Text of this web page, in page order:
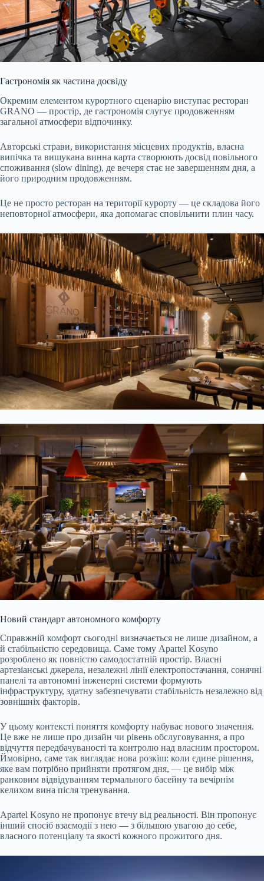
Гастрономія як частина досвіду
Окремим елементом курортного сценарію виступає ресторан
GRANO — простір, де гастрономія слугує продовженням
загальної атмосфери відпочинку.
Авторські страви, використання місцевих продуктів, власна
випічка та вишукана винна карта створюють досвід повільного
споживання (slow dining), де вечеря стає не завершенням дня, а
його природним продовженням.
Це не просто ресторан на території курорту — це складова його
неповторної атмосфери, яка допомагає сповільнити плин часу.
Новий стандарт автономного комфорту
Справжній комфорт сьогодні визначається не лише дизайном, а
й стабільністю середовища. Саме тому Apartel Kosyno
розроблено як повністю самодостатній простір. Власні
артезіанські джерела, незалежні лінії електропостачання, сонячні
панелі та автономні інженерні системи формують
інфраструктуру, здатну забезпечувати стабільність незалежно від
зовнішніх факторів.
У цьому контексті поняття комфорту набуває нового значення.
Це вже не лише про дизайн чи рівень обслуговування, а про
відчуття передбачуваності та контролю над власним простором.
Ймовірно, саме так виглядає нова розкіш: коли єдине рішення,
яке вам потрібно прийняти протягом дня, — це вибір між
ранковим відвідуванням термального басейну та вечірнім
келихом вина після тренування.
Apartel Kosyno не пропонує втечу від реальності. Він пропонує
інший спосіб взаємодії з нею — з більшою увагою до себе,
власного потенціалу та якості кожного прожитого дня.